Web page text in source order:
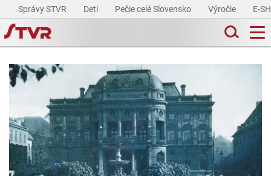
Správy STVR Deti Pečie celé Slovensko Výročie E-